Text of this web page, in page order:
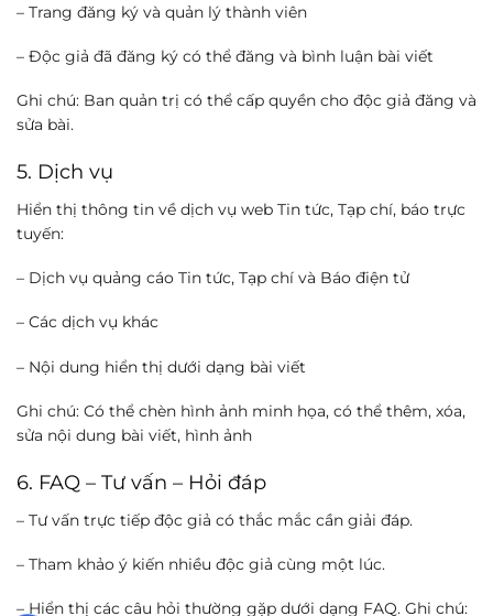
– Trang đăng ký và quản lý thành viên
– Độc giả đã đăng ký có thể đăng và bình luận bài viết
Ghi chú: Ban quản trị có thể cấp quyền cho độc giả đăng và
sửa bài.
5. Dịch vụ
Hiển thị thông tin về dịch vụ web Tin tức, Tạp chí, báo trực
tuyến:
– Dịch vụ quảng cáo Tin tức, Tạp chí và Báo điện tử
– Các dịch vụ khác
– Nội dung hiển thị dưới dạng bài viết
Ghi chú: Có thể chèn hình ảnh minh họa, có thể thêm, xóa,
sửa nội dung bài viết, hình ảnh
6. FAQ – Tư vấn – Hỏi đáp
– Tư vấn trực tiếp độc giả có thắc mắc cần giải đáp.
– Tham khảo ý kiến ​​nhiều độc giả cùng một lúc.
– Hiển thị các câu hỏi thường gặp dưới dạng FAQ. Ghi chú: